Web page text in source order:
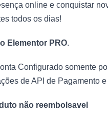
online e conquistar
todos os dias!
Elementor PRO.
Configurado somente
de API de Pagamento
não reembolsavel